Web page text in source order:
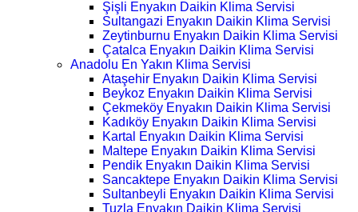
Şişli Enyakın Daikin Klima Servisi
Sultangazi Enyakın Daikin Klima Servisi
Zeytinburnu Enyakın Daikin Klima Servisi
Çatalca Enyakın Daikin Klima Servisi
Anadolu En Yakın Klima Servisi
Ataşehir Enyakın Daikin Klima Servisi
Beykoz Enyakın Daikin Klima Servisi
Çekmeköy Enyakın Daikin Klima Servisi
Kadıköy Enyakın Daikin Klima Servisi
Kartal Enyakın Daikin Klima Servisi
Maltepe Enyakın Daikin Klima Servisi
Pendik Enyakın Daikin Klima Servisi
Sancaktepe Enyakın Daikin Klima Servisi
Sultanbeyli Enyakın Daikin Klima Servisi
Tuzla Enyakın Daikin Klima Servisi